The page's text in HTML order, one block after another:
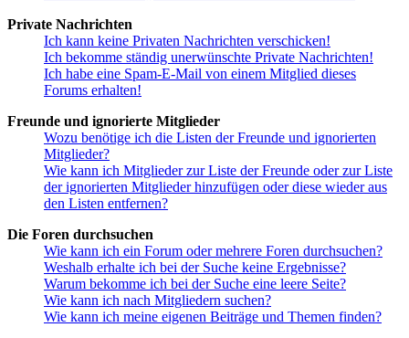
Private Nachrichten
Ich kann keine Privaten Nachrichten verschicken!
Ich bekomme ständig unerwünschte Private Nachrichten!
Ich habe eine Spam-E-Mail von einem Mitglied dieses
Forums erhalten!
Freunde und ignorierte Mitglieder
Wozu benötige ich die Listen der Freunde und ignorierten
Mitglieder?
Wie kann ich Mitglieder zur Liste der Freunde oder zur Liste
der ignorierten Mitglieder hinzufügen oder diese wieder aus
den Listen entfernen?
Die Foren durchsuchen
Wie kann ich ein Forum oder mehrere Foren durchsuchen?
Weshalb erhalte ich bei der Suche keine Ergebnisse?
Warum bekomme ich bei der Suche eine leere Seite?
Wie kann ich nach Mitgliedern suchen?
Wie kann ich meine eigenen Beiträge und Themen finden?